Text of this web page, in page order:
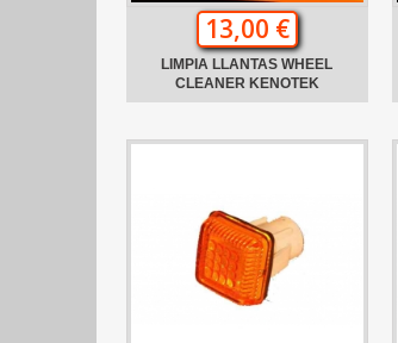
13,00 €
LIMPIA LLANTAS WHEEL
CLEANER KENOTEK